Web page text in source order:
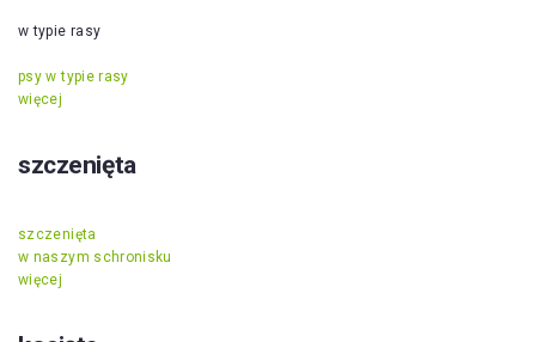
w typie rasy
psy w typie rasy
więcej
szczenięta
szczenięta
w naszym schronisku
więcej